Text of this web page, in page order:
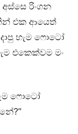
රිංගන
එක ආයෙත්
හැම ෆොටෝ
එකෙක්වම මං
ෆොටෝ